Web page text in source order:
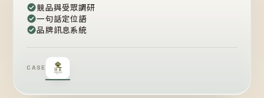
競品與受眾調研
一句話定位語
品牌訊息系統
CASE